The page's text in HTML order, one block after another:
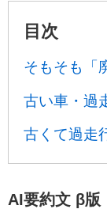
目次
そもそも「
古い車・過
古くて過走
AI要約文 β版